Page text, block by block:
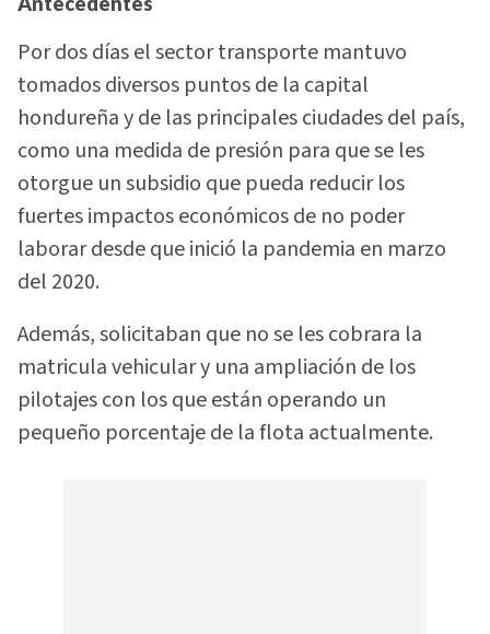
Por dos días el sector transporte mantuvo
tomados diversos puntos de la capital
hondureña y de las principales ciudades del país,
como una medida de presión para que se les
otorgue un subsidio que pueda reducir los
fuertes impactos económicos de no poder
laborar desde que inició la pandemia en marzo
del 2020.
Además, solicitaban que no se les cobrara la
matricula vehicular y una ampliación de los
pilotajes con los que están operando un
pequeño porcentaje de la flota actualmente.